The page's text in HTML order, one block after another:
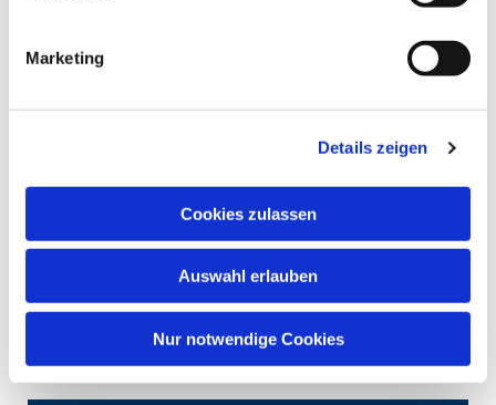
Marketing
Details zeigen
Cookies zulassen
Auswahl erlauben
Nur notwendige Cookies